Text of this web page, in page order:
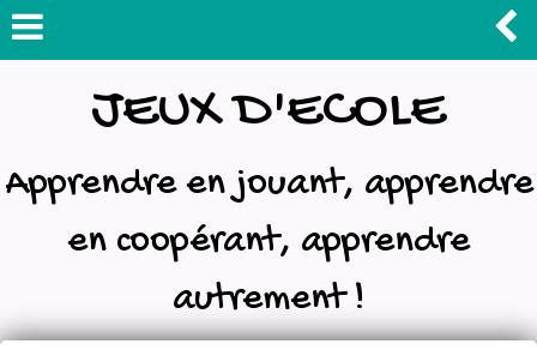
JEUX D'ECOLE
Apprendre en jouant, apprendre
en coopérant, apprendre
autrement !